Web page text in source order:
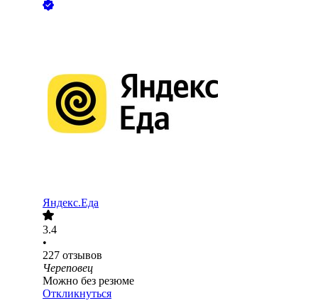
Яндекс.Еда
3.4
•
227 отзывов
Череповец
Можно без резюме
Откликнуться